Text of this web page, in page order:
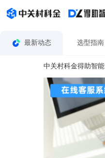
最新动态 选型指南
中关村科金得助智能